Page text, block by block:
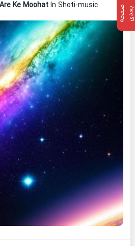
Are Ke Moohat In Shoti-music ص
ف
ح
ه ب ع
د ی